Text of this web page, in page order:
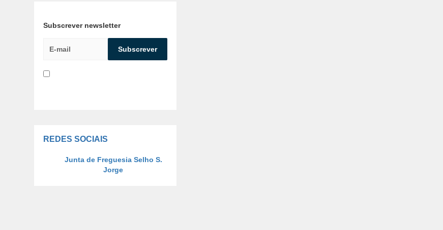
Subscrever newsletter
REDES SOCIAIS
Junta de Freguesia Selho S.
Jorge